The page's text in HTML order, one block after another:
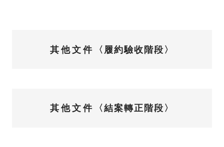
其他文件 〈履約驗收階段〉
其他文件 〈結案轉正階段〉